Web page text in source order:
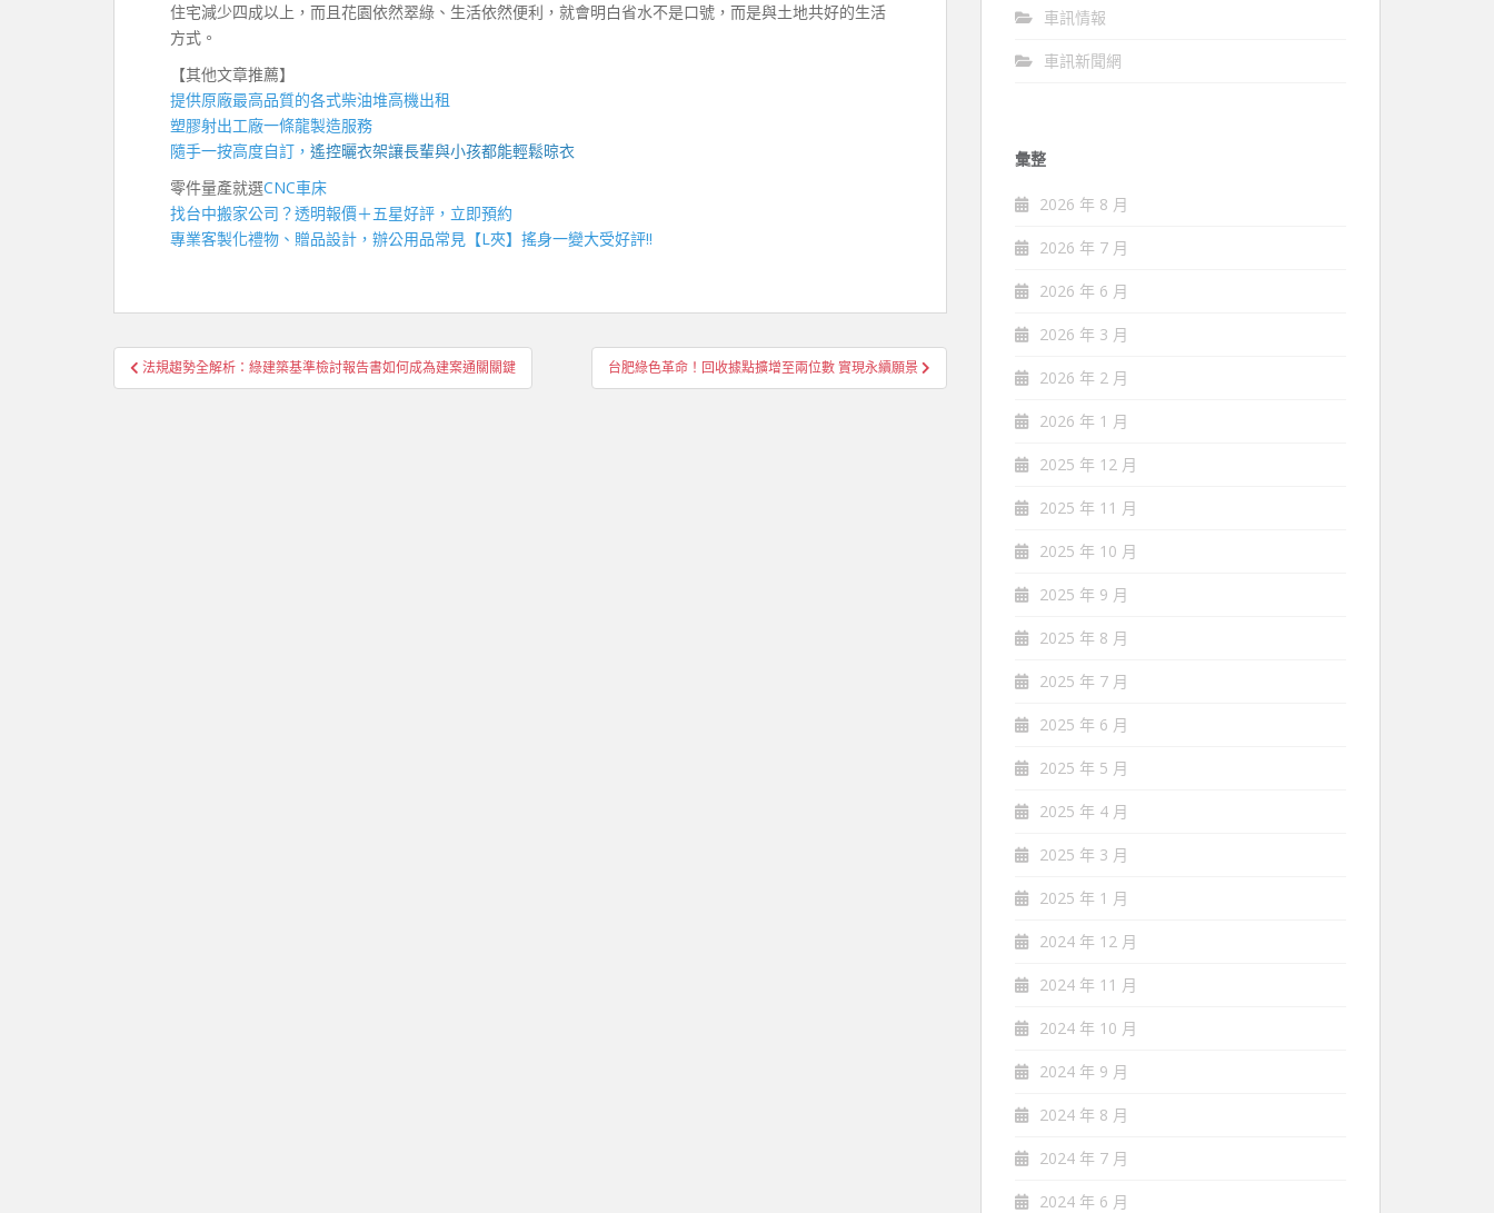
住宅減少四成以上，而且花園依然翠綠、生活依然便利，就會明白省水不是口號，而是與土地共好的生活
方式。
【其他文章推薦】
提供原廠最高品質的各式柴油堆高機出租
塑膠射出工廠一條龍製造服務
隨手一按高度自訂， 遙控曬衣架讓長輩與小孩都能輕鬆晾衣
零件量產就選CNC車床
找台中搬家公司 ？透明報價＋五星好評，立即預約
專業客製化禮物、贈品設計，辦公用品常見【L夾】搖身一變大受好評!!
文
章
法規趨勢全解析：綠建築基準檢討報告書如何成為建案通關關鍵 台肥綠色革命！回收據點擴增至兩位數 實現永續願景
車訊情報
車訊新聞網
彙整
2026 年 8 月
2026 年 7 月
2026 年 6 月
2026 年 3 月
2026 年 2 月
2026 年 1 月
2025 年 12 月
2025 年 11 月
2025 年 10 月
2025 年 9 月
2025 年 8 月
2025 年 7 月
2025 年 6 月
2025 年 5 月
2025 年 4 月
2025 年 3 月
2025 年 1 月
2024 年 12 月
2024 年 11 月
2024 年 10 月
2024 年 9 月
2024 年 8 月
2024 年 7 月
2024 年 6 月